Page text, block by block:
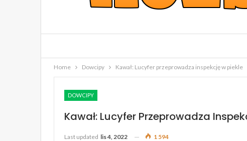
Home Dowcipy Kawał: Lucyfer przeprowadza inspekcję w piekle
DOWCIPY
Kawał: Lucyfer Przeprowadza
Last updated lis 4, 2022 1 594